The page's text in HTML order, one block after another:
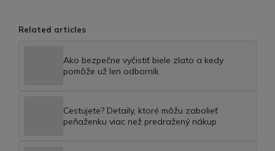
Related articles
Ako bezpečne vyčistiť biele zlato a kedy
pomôže už len odborník
Cestujete? Detaily, ktoré môžu zabolieť
peňaženku viac než predražený nákup